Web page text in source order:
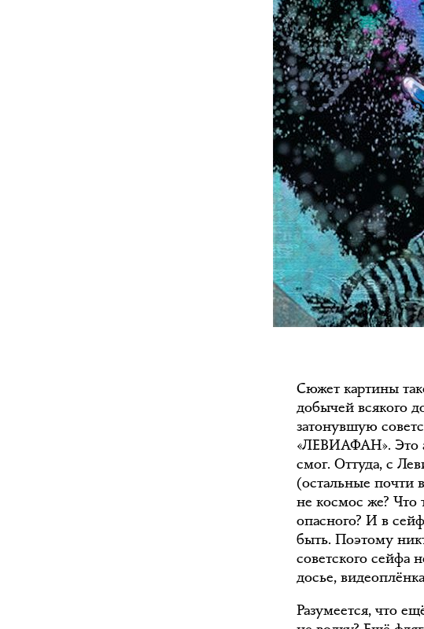
Сюжет картины
добычей всякого
затонувшую
«ЛЕВИАФАН». Это
смог. Оттуда, с
(остальные почти
не космос же? Что
опасного? И в
быть. Поэтому
советского сейфа
досье,
Разумеется, что